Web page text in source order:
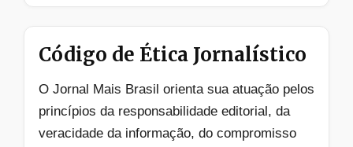
Código de Ética Jornalístico
O Jornal Mais Brasil orienta sua atuação pelos
princípios da responsabilidade editorial, da
veracidade da informação, do compromisso